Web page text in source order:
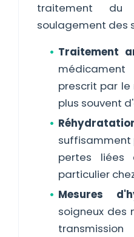
traitement
soulagement des
Traitement
prescrit par
plus souvent
suffisamment
pertes liées
particulier
Mesures
soigneux des